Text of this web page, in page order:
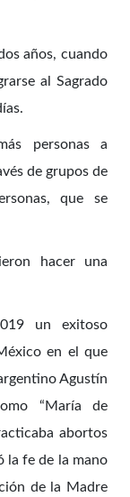
años, cuando
al Sagrado
personas a
de grupos de
que se
hacer una
un exitoso
en el que
Agustín
“María de
abortos
la fe de la mano
de la Madre